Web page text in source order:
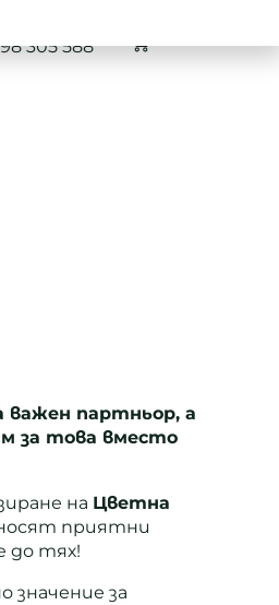
305 588
важен партньор, а
за това вместо
на Цветна
приятни
до тях!
значение за